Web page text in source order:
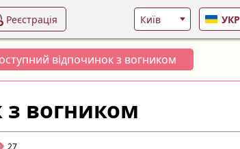
Реєстрація УКР
відпочинок з вогником
вогником
27